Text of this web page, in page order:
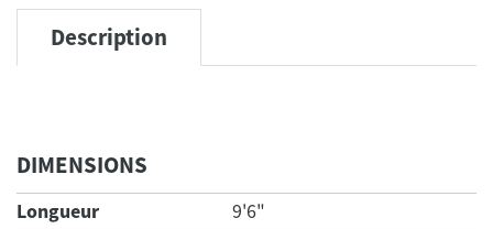
Description
DIMENSIONS
Longueur
9'6"